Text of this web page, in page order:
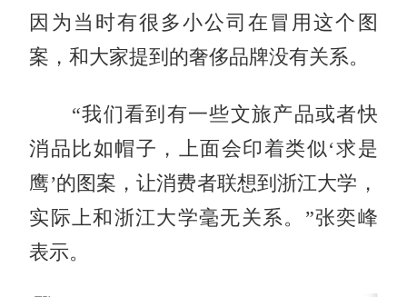
因为当时有很多小公司在冒用这个图
案，和大家提到的奢侈品牌没有关系。
“我们看到有一些文旅产品或者快
消品比如帽子，上面会印着类似‘求是
鹰’的图案，让消费者联想到浙江大学，
实际上和浙江大学毫无关系。”张奕峰
表示。